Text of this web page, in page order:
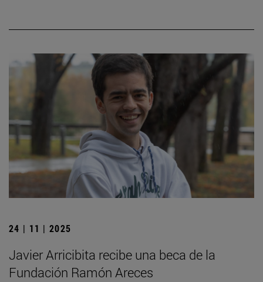
24 | 11 | 2025
Javier Arricibita recibe una beca de la
Fundación Ramón Areces